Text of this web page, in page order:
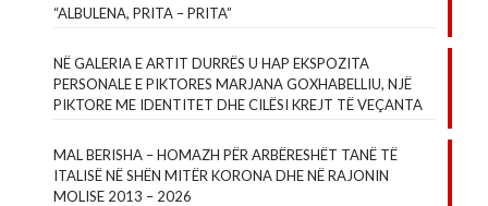
“ALBULENA, PRITA – PRITA”
NË GALERIA E ARTIT DURRËS U HAP EKSPOZITA
PERSONALE E PIKTORES MARJANA GOXHABELLIU, NJË
PIKTORE ME IDENTITET DHE CILËSI KREJT TË VEÇANTA
MAL BERISHA – HOMAZH PËR ARBËRESHËT TANË TË
ITALISË NË SHËN MITËR KORONA DHE NË RAJONIN
MOLISE 2013 – 2026